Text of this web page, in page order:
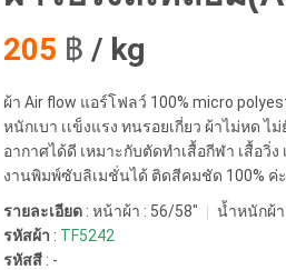
205 ฿ / kg
ผ้า Air flow แอร์โฟลว์ 100% micro
หนักเบา เเข็งแรง ทนรอยเกี่ยว ผ้าไม่หด
อากาศได้ดี เหมาะกับตัดทำเสื้อกีฬา เสื้อวิ่
งานพิมพ์ซับลิเมชั่นได้ ติดสีคมชัด 100% ค่ะ
รายละเอียด : หน้าผ้า : 56/58" น้ำหนักผ้า
รหัสผ้า : TF5242
รหัสสี : -